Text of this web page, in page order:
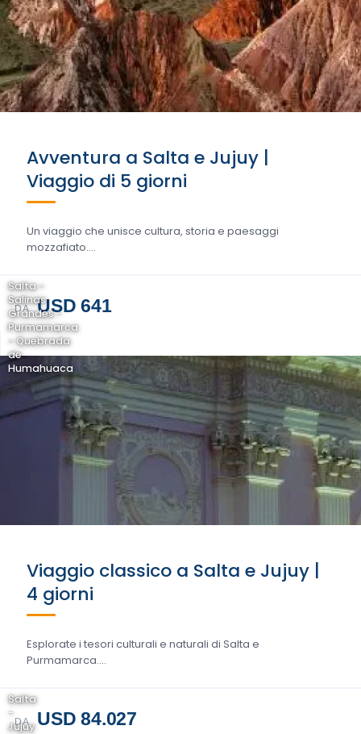
Avventura a Salta e Jujuy |
Viaggio di 5 giorni
Un viaggio che unisce cultura, storia e paesaggi
mozzafiato....
DA USD 641
Salta -
Salinas
Grandes -
Purmamarca
- Quebrada
de
Humahuaca
Viaggio classico a Salta e Jujuy |
4 giorni
Esplorate i tesori culturali e naturali di Salta e
Purmamarca....
DA USD 84.027
Salta
-
Jujuy